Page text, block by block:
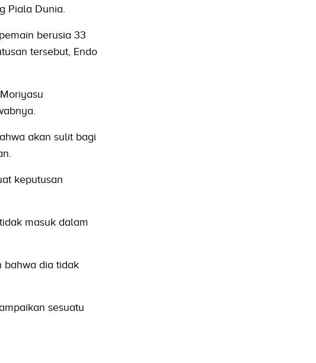
Piala Dunia.
berusia 33
tersebut, Endo
akan sulit bagi
keputusan
masuk dalam
bahwa dia tidak
sesuatu